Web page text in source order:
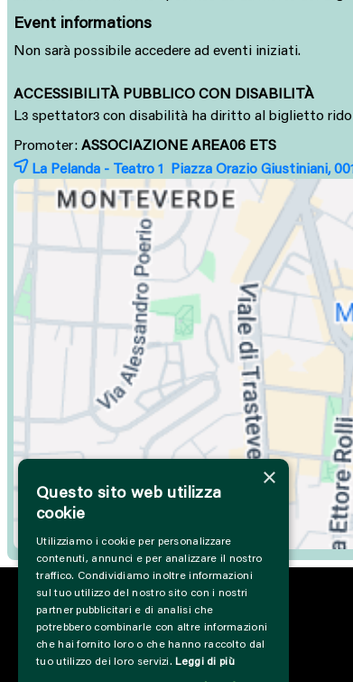
Event informations
Non sarà possibile accedere ad eventi iniziati.
ACCESSIBILITÀ PUBBLICO CON DISABILITÀ
Lɜ spettatorɜ con disabilità ha diritto al biglietto
Promoter: ASSOCIAZIONE AREA06 ETS
La Pelanda - Teatro 1 Piazza Orazio Giustiniani,
×
Questo sito web utilizza
cookie
Utilizziamo i cookie per personalizzare
contenuti, annunci e per analizzare il nostro
traffico. Condividiamo inoltre informazioni
sul tuo utilizzo del nostro sito con i nostri
partner pubblicitari e di analisi che
potrebbero combinarle con altre informazioni
che hai fornito loro o che hanno raccolto dal
tuo utilizzo dei loro servizi. Leggi di più